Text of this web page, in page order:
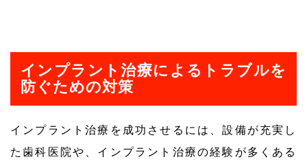
インプラント治療によるトラブルを
防ぐための対策
インプラント治療を成功させるには、設備が充実し
た歯科医院や、インプラント治療の経験が多くある